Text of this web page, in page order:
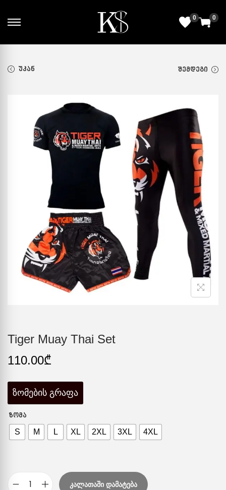
0 0
ᲣᲙᲐᲜ ᲨᲔᲛᲓᲔᲒᲘ
Tiger Muay Thai Set
110.00₾
ზომების გრაფა
ᲖᲝᲛᲐ
S M L XL 2XL 3XL 4XL
ᲙᲐᲚᲐᲗᲐᲨᲘ ᲓᲐᲛᲐᲢᲔᲑᲐ